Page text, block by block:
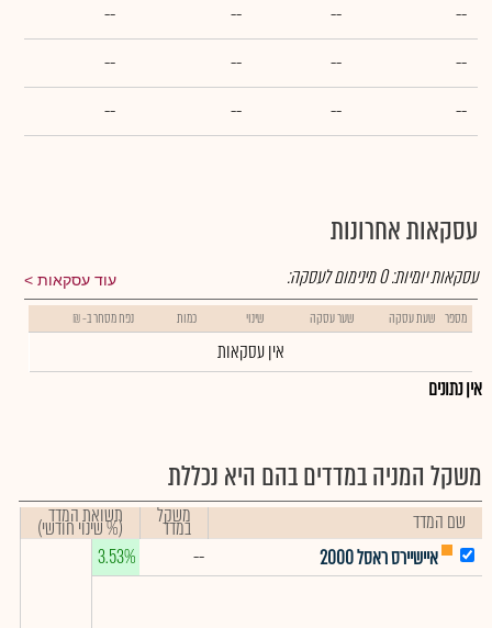
--
--
--
--
--
--
--
--
--
--
--
--
עסקאות אחרונות
עוד עסקאות עסקאות יומיות:0מינימום לעסקה:
מספר שעת עסקה שער עסקה שינוי כמות נפח מסחר ב- ₪
אין עסקאות
אין נתונים
משקל המניה במדדים בהם היא נכללת
שם המדד משקל
במדד תשואת המדד
(% שינוי חודשי)
איישיירס ראסל 2000
--
3.53%